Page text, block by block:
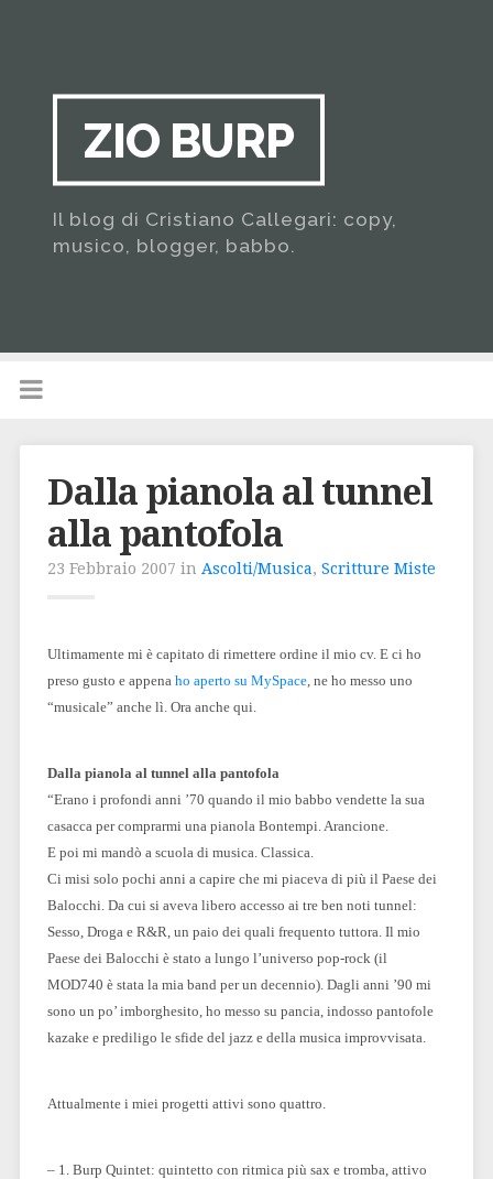
ZIO BURP
Il blog di Cristiano Callegari: copy,
musico, blogger, babbo.
Dalla pianola al tunnel
alla pantofola
23 Febbraio 2007 in Ascolti/Musica, Scritture Miste
Ultimamente mi è capitato di rimettere ordine il mio cv. E ci ho
preso gusto e appena ho aperto su MySpace, ne ho messo uno
“musicale” anche lì. Ora anche qui.
Dalla pianola al tunnel alla pantofola
“Erano i profondi anni ’70 quando il mio babbo vendette la sua
casacca per comprarmi una pianola Bontempi. Arancione.
E poi mi mandò a scuola di musica. Classica.
Ci misi solo pochi anni a capire che mi piaceva di più il Paese dei
Balocchi. Da cui si aveva libero accesso ai tre ben noti tunnel:
Sesso, Droga e R&R, un paio dei quali frequento tuttora. Il mio
Paese dei Balocchi è stato a lungo l’universo pop-rock (il
MOD740 è stata la mia band per un decennio). Dagli anni ’90 mi
sono un po’ imborghesito, ho messo su pancia, indosso pantofole
kazake e prediligo le sfide del jazz e della musica improvvisata.
Attualmente i miei progetti attivi sono quattro.
– 1. Burp Quintet: quintetto con ritmica più sax e tromba, attivo